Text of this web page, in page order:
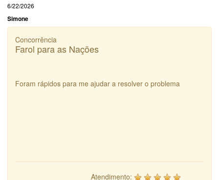
6/22/2026
Simone
Concorrência
Farol para as Nações
Foram rápidos para me ajudar a resolver o problema
Atendimento: